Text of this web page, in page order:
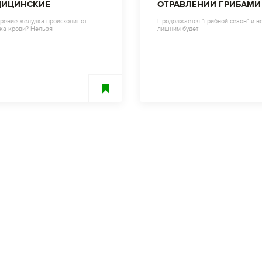
желудка происходит от
крови? Нельзя
ОТРАВЛЕНИИ
Продолжается "грибной сезон" и
лишним будет